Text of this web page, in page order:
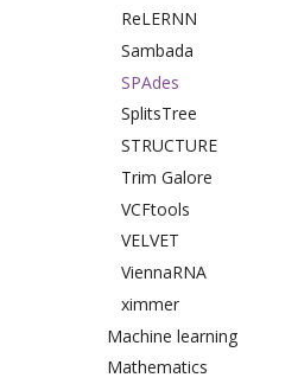
ReLERNN
Sambada
SPAdes
SplitsTree
STRUCTURE
Trim Galore
VCFtools
VELVET
ViennaRNA
ximmer
Machine learning
Ollama
Mathematics